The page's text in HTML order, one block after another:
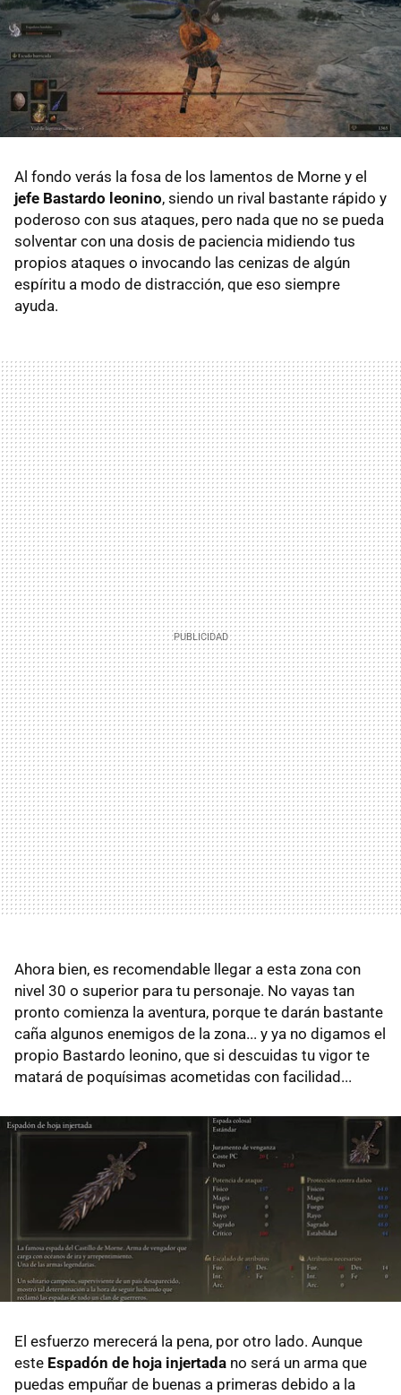
Al fondo verás la fosa de los lamentos de Morne y el
jefe Bastardo leonino, siendo un rival bastante rápido y
poderoso con sus ataques, pero nada que no se pueda
solventar con una dosis de paciencia midiendo tus
propios ataques o invocando las cenizas de algún
espíritu a modo de distracción, que eso siempre
ayuda.
Ahora bien, es recomendable llegar a esta zona con
nivel 30 o superior para tu personaje. No vayas tan
pronto comienza la aventura, porque te darán bastante
caña algunos enemigos de la zona... y ya no digamos el
propio Bastardo leonino, que si descuidas tu vigor te
matará de poquísimas acometidas con facilidad...
El esfuerzo merecerá la pena, por otro lado. Aunque
este Espadón de hoja injertada no será un arma que
puedas empuñar de buenas a primeras debido a la